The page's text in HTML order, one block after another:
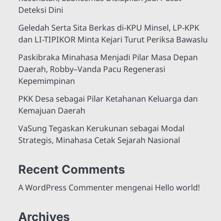
Deteksi Dini
Geledah Serta Sita Berkas di-KPU Minsel, LP-KPK
dan LI-TIPIKOR Minta Kejari Turut Periksa Bawaslu
Paskibraka Minahasa Menjadi Pilar Masa Depan
Daerah, Robby–Vanda Pacu Regenerasi
Kepemimpinan
PKK Desa sebagai Pilar Ketahanan Keluarga dan
Kemajuan Daerah
VaSung Tegaskan Kerukunan sebagai Modal
Strategis, Minahasa Cetak Sejarah Nasional
Recent Comments
A WordPress Commentermengenai Hello world!
Archives